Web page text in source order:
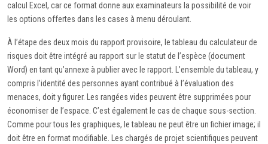
calcul Excel, car ce format donne aux examinateurs la possibilité de voir
les options offertes dans les cases à menu déroulant.
À l’étape des deux mois du rapport provisoire, le tableau du calculateur de
risques doit être intégré au rapport sur le statut de l’espèce (document
Word) en tant qu’annexe à publier avec le rapport. L’ensemble du tableau, y
compris l’identité des personnes ayant contribué à l’évaluation des
menaces, doit y figurer. Les rangées vides peuvent être supprimées pour
économiser de l’espace. C’est également le cas de chaque sous-section.
Comme pour tous les graphiques, le tableau ne peut être un fichier image; il
doit être en format modifiable. Les chargés de projet scientifiques peuvent